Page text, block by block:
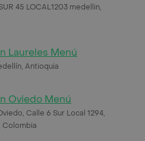
45 LOCAL1203 medellin,
Laureles Menú
Antioquia
Oviedo Menú
Calle 6 Sur Local 1294,
Colombia